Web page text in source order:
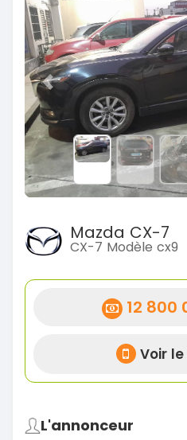
Previous
Mazda CX-7
CX-7 Modèle cx9
12 800
Voir
L'annonceur